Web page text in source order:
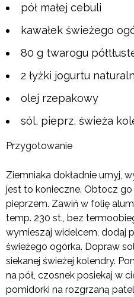
pół małej cebuli
kawałek świeżego
80 g twarogu
2 łyżki jogurtu
olej rzepakowy
sól, pieprz, świeża
Przygotowanie
Ziemniaka dokładnie umyj,
jest to konieczne. Obtocz go
pieprzem. Zawiń w folię
temp. 230 st., bez
wymieszaj widelcem, dodaj
świeżego ogórka. Dopraw
siekanej świeżej kolendry.
na pół, czosnek posiekaj w
pomidorki na rozgrzaną